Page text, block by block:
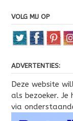
VOLG MIJ OP
ADVERTENTIES:
Deze website
als bezoeker.
via